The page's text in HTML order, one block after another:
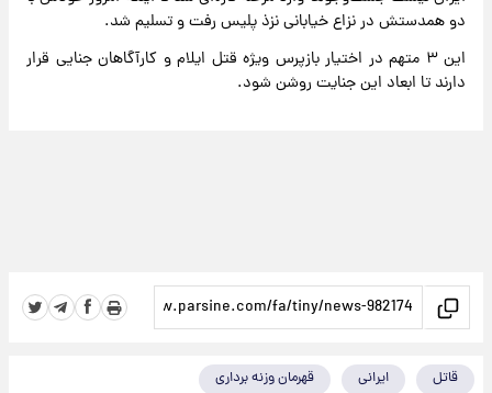
دو همدستش در نزاع خیابانی نزذ پلیس رفت و تسلیم شد.
این ۳ متهم در اختیار بازپرس ویژه قتل ایلام و کارآگاهان جنایی قرار
دارند تا ابعاد این جنایت روشن شود.
قاتل ایرانی قهرمان وزنه برداری